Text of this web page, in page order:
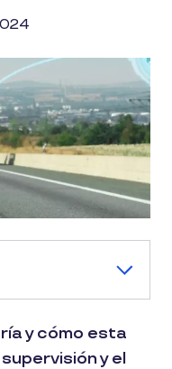
y cómo esta
y el